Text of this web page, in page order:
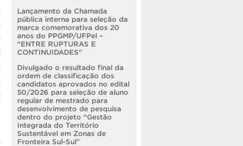
Lançamento da Chamada
pública interna para seleção da
marca comemorativa dos 20
anos do PPGMP/UFPel –
“ENTRE RUPTURAS E
CONTINUIDADES”
Divulgado o resultado final da
ordem de classificação dos
candidatos aprovados no edital
50/2026 para seleção de aluno
regular de mestrado para
desenvolvimento de pesquisa
dentro do projeto “Gestão
Integrada do Território
Sustentável em Zonas de
Fronteira Sul-Sul”